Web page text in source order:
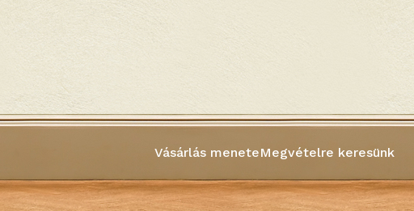
Vásárlás meneteMegvételre keresünk